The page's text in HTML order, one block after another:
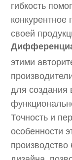
гибкость
конкурентное
своей
этими
для создания
Точность и
особенности
производство
дизайна,